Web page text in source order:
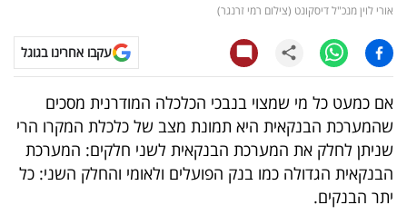
עסקי
ספורט
קריירה
ולימודים
אורי לוין מנכ"ל דיסקונט (צילום רמי זרנגר)
עקבו אחרינו בגוגל
אם כמעט כל מי שמצוי בנבכי הכלכלה המודרנית מסכים
שהמערכת הבנקאית היא תמונת מצב של כלכלת המקרו הרי
שניתן לחלק את המערכת הבנקאית לשני חלקים: המערכת
הבנקאית הגדולה כמו בנק הפועלים ולאומי והחלק השני: כל
יתר הבנקים.